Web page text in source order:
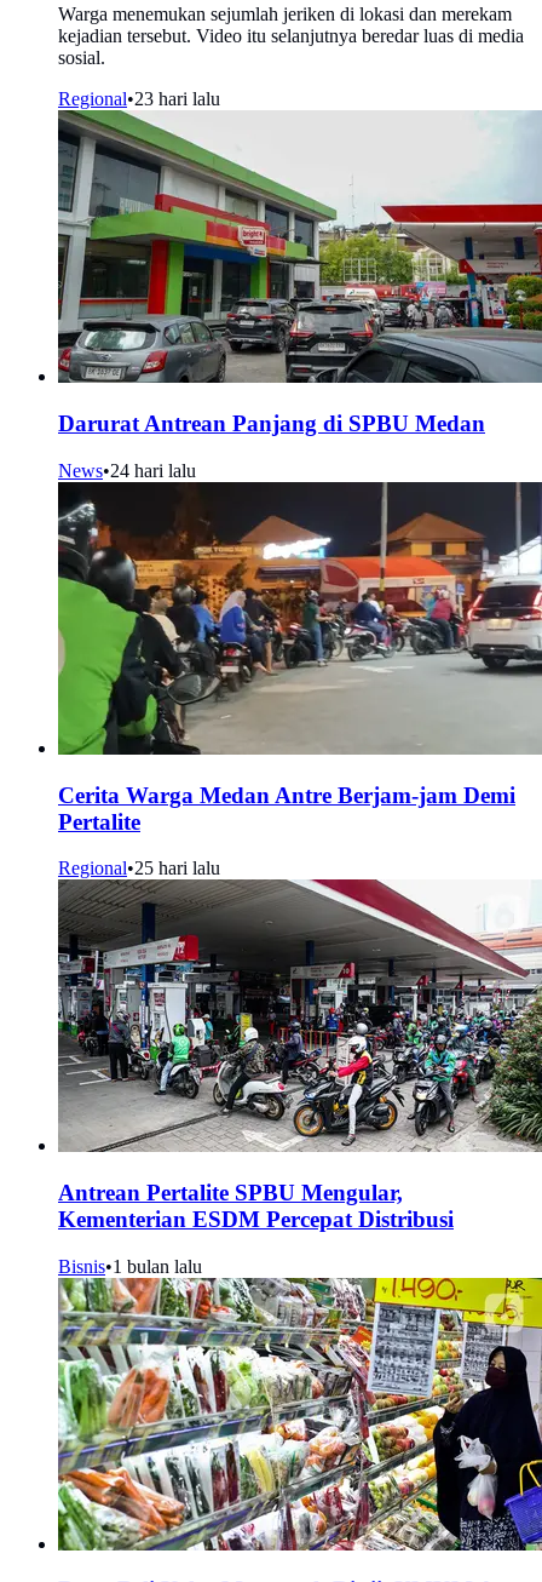
Warga menemukan sejumlah jeriken di lokasi dan merekam
kejadian tersebut. Video itu selanjutnya beredar luas di media
sosial.
Regional•23 hari lalu
Darurat Antrean Panjang di SPBU Medan
News•24 hari lalu
Cerita Warga Medan Antre Berjam-jam Demi
Pertalite
Regional•25 hari lalu
Antrean Pertalite SPBU Mengular,
Kementerian ESDM Percepat Distribusi
Bisnis•1 bulan lalu